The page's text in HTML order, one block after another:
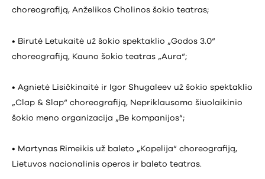
choreografiją, Anželikos Cholinos šokio teatras;
• Birutė Letukaitė už šokio spektaklio „Godos 3.0“
choreografiją, Kauno šokio teatras „Aura“;
• Agnietė Lisičkinaitė ir Igor Shugaleev už šokio spektaklio
„Clap & Slap“ choreografiją, Nepriklausomo šiuolaikinio
šokio meno organizacija „Be kompanijos“;
• Martynas Rimeikis už baleto „Kopelija“ choreografiją,
Lietuvos nacionalinis operos ir baleto teatras.